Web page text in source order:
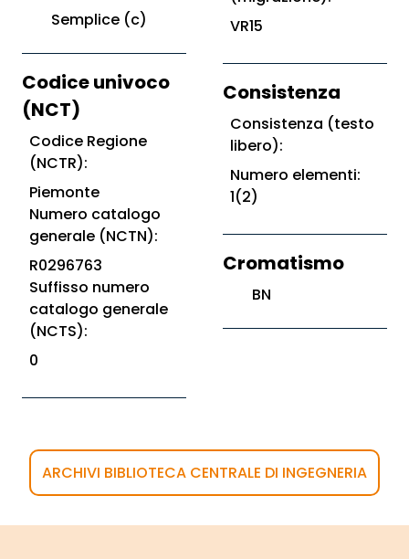
Semplice (c)
Codice univoco
(NCT)
Codice Regione
(NCTR):
Piemonte
Numero catalogo
generale (NCTN):
R0296763
Suffisso numero
catalogo generale
(NCTS):
0
VR15
Consistenza
Consistenza (testo
libero):
Numero elementi:
1(2)
Cromatismo
BN
ARCHIVI BIBLIOTECA CENTRALE DI INGEGNERIA